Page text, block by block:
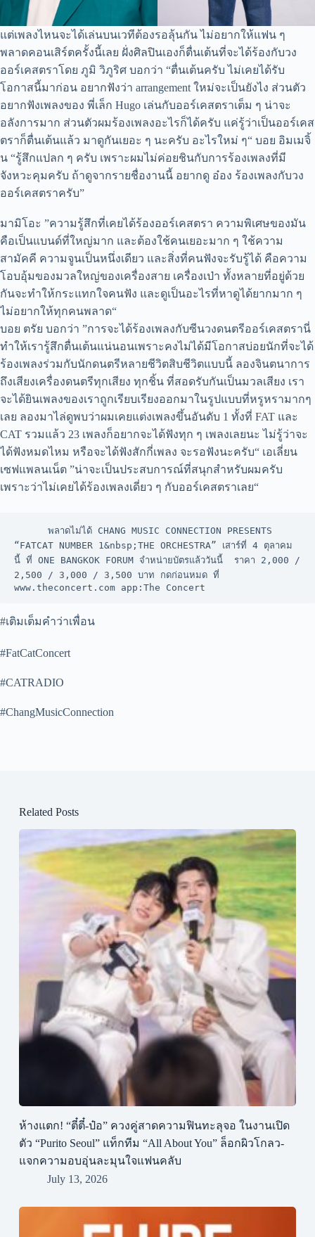
แต่เพลงไหนจะได้เล่นบนเวทีต้องรอลุ้นกัน ไม่อยากให้แฟน ๆ
พลาดคอนเสิร์ตครั้งนี้เลย ฝั่งศิลปินเองก็ตื่นเต้นที่จะได้ร้องกับวง
ออร์เคสตราโดย ภูมิ วิภูริศ บอกว่า “ตื่นเต้นครับ ไม่เคยได้รับ
โอกาสนี้มาก่อน อยากฟังว่า arrangement ใหม่จะเป็นยังไง ส่วนตัว
อยากฟังเพลงของ พี่เล็ก Hugo เล่นกับออร์เคสตราเต็ม ๆ น่าจะ
อลังการมาก ส่วนตัวผมร้องเพลงอะไรก็ได้ครับ แค่รู้ว่าเป็นออร์เคส
ตราก็ตื่นเต้นแล้ว มาดูกันเยอะ ๆ นะครับ อะไรใหม่ ๆ“ บอย อิมเมจิ้
น “รู้สึกแปลก ๆ ครับ เพราะผมไม่ค่อยชินกับการร้องเพลงที่มี
จังหวะคุมครับ ถ้าดูจากรายชื่องานนี้ อยากดู อ๋อง ร้องเพลงกับวง
ออร์เคสตราครับ”
มามิโอะ ”ความรู้สึกที่เคยได้ร้องออร์เคสตรา ความพิเศษของมัน
คือเป็นแบนด์ที่ใหญ่มาก และต้องใช้คนเยอะมาก ๆ ใช้ความ
สามัคคี ความจูนเป็นหนึ่งเดียว และสิ่งที่คนฟังจะรับรู้ได้ คือความ
โอบอุ้มของมวลใหญ่ของเครื่องสาย เครื่องเป่า ทั้งหลายที่อยู่ด้วย
กันจะทำให้กระแทกใจคนฟัง และดูเป็นอะไรที่หาดูได้ยากมาก ๆ
ไม่อยากให้ทุกคนพลาด“
บอย ตรัย บอกว่า ”การจะได้ร้องเพลงกับซีนวงดนตรีออร์เคสตรานี่
ทำให้เรารู้สึกตื่นเต้นแน่นอนเพราะคงไม่ได้มีโอกาสบ่อยนักที่จะได้
ร้องเพลงร่วมกับนักดนตรีหลายชีวิตสิบชีวิตแบบนี้ ลองจินตนาการ
ถึงเสียงเครื่องดนตรีทุกเสียง ทุกชิ้น ที่สอดรับกันเป็นมวลเสียง เรา
จะได้ยินเพลงของเราถูกเรียบเรียงออกมาในรูปแบบที่หรูหรามากๆ
เลย ลองมาไล่ดูพบว่าผมเคยแต่งเพลงขึ้นอันดับ 1 ทั้งที่ FAT และ
CAT รวมแล้ว 23 เพลงก็อยากจะได้ฟังทุก ๆ เพลงเลยนะ ไม่รู้ว่าจะ
ได้ฟังหมดไหม หรือจะได้ฟังสักกี่เพลง จะรอฟังนะครับ“ เอเลี่ยน
เซฟแพลนเน็ต ”น่าจะเป็นประสบการณ์ที่สนุกสำหรับผมครับ
เพราะว่าไม่เคยได้ร้องเพลงเดี่ยว ๆ กับออร์เคสตราเลย“
“FATCAT NUMBER 1&nbsp;THE ORCHESTRA” เสาร์ที่ 4 ตุลาคม
นี้ ที่ ONE BANGKOK FORUM จำหน่ายบัตรแล้ววันนี้  ราคา 2,000 /
2,500 / 3,000 / 3,500 บาท กดก่อนหมด ที่
www.theconcert.com app:The Concert
#เติมเต็มคำว่าเพื่อน
#FatCatConcert
#CATRADIO
#ChangMusicConnection
Related Posts
ห้างแตก! “ตี๋ตี๋-ป๋อ” ควงคู่สาดความฟินทะลุจอ ในงานเปิด
ตัว “Purito Seoul” แท็กทีม “All About You” ล็อกผิวโกลว-
แจกความอบอุ่นละมุนใจแฟนคลับ
July 13, 2026